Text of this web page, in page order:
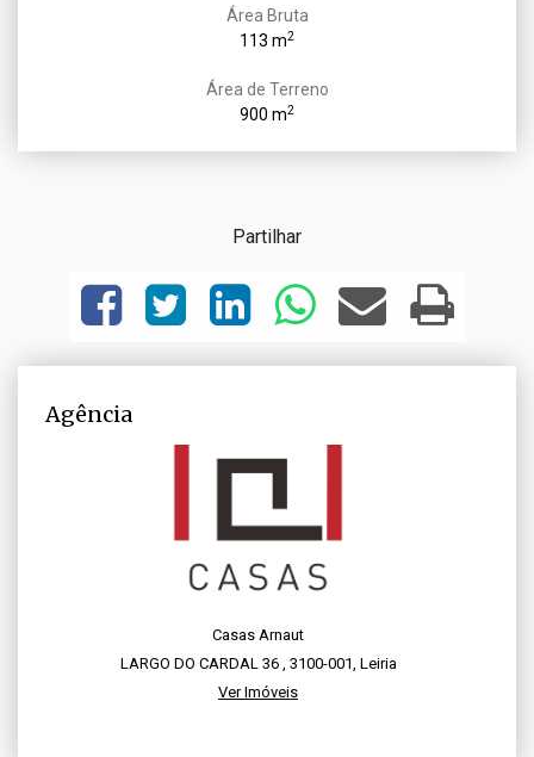
Área Bruta
113 m2
Área de Terreno
900 m2
Partilhar
Agência
Casas Arnaut
LARGO DO CARDAL 36 , 3100-001, Leiria
Ver Imóveis